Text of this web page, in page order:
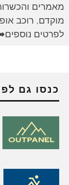
מאמרים
מוקדם, רוכב
לפרטים
כנסו גם